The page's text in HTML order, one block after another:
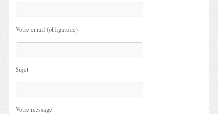
Votre email (obligatoire)
Sujet
Votre message